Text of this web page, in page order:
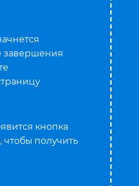
завершения
кнопка
чтобы получить